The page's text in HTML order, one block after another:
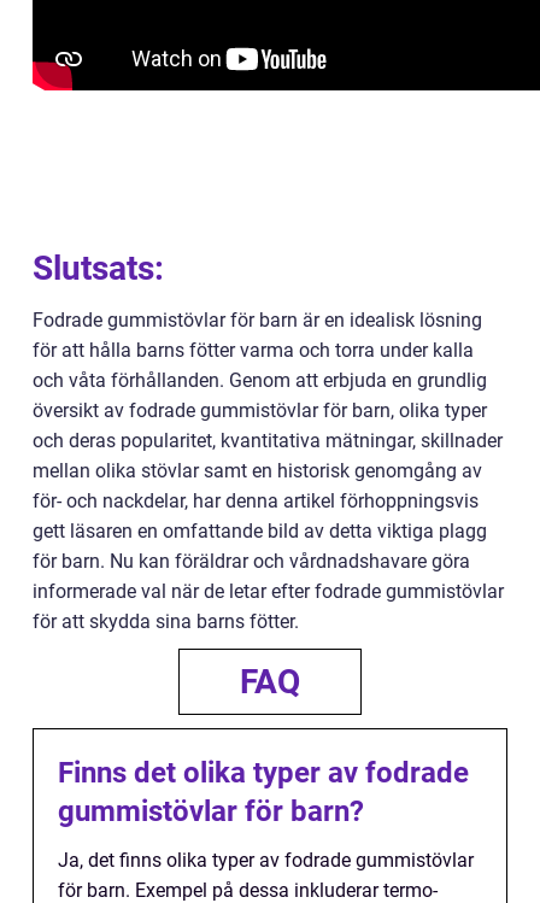
Slutsats:
Fodrade gummistövlar för barn är en idealisk lösning
för att hålla barns fötter varma och torra under kalla
och våta förhållanden. Genom att erbjuda en grundlig
översikt av fodrade gummistövlar för barn, olika typer
och deras popularitet, kvantitativa mätningar, skillnader
mellan olika stövlar samt en historisk genomgång av
för- och nackdelar, har denna artikel förhoppningsvis
gett läsaren en omfattande bild av detta viktiga plagg
för barn. Nu kan föräldrar och vårdnadshavare göra
informerade val när de letar efter fodrade gummistövlar
för att skydda sina barns fötter.
FAQ
Finns det olika typer av fodrade
gummistövlar för barn?
Ja, det finns olika typer av fodrade gummistövlar
för barn. Exempel på dessa inkluderar termo-